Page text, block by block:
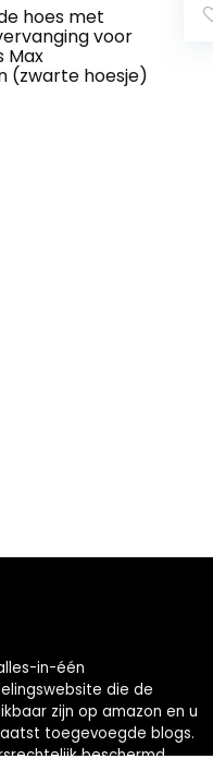
hoes met
voor
Max
(zwarte hoesje)
in-één
die de
zijn op amazon en u
toegevoegde blogs.
beschermd